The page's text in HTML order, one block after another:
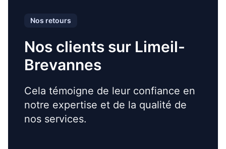
Nos retours
Nos clients sur Limeil-
Brevannes
Cela témoigne de leur confiance en
notre expertise et de la qualité de
nos services.